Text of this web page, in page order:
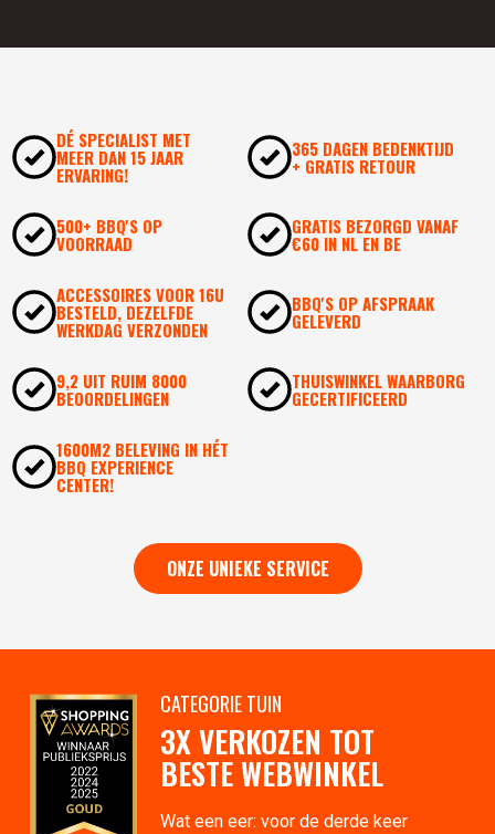
DÉ SPECIALIST MET
MEER DAN 15 JAAR
ERVARING!
365 DAGEN BEDENKTIJD
+ GRATIS RETOUR
500+ BBQ'S OP
VOORRAAD
GRATIS BEZORGD VANAF
€60 IN NL EN BE
ACCESSOIRES VOOR 16U
BESTELD, DEZELFDE
WERKDAG VERZONDEN
BBQ'S OP AFSPRAAK
GELEVERD
9,2 UIT RUIM 8000
BEOORDELINGEN
THUISWINKEL WAARBORG
GECERTIFICEERD
1600M2 BELEVING IN HÉT
BBQ EXPERIENCE
CENTER!
ONZE UNIEKE SERVICE
CATEGORIE TUIN
3X VERKOZEN TOT
BESTE WEBWINKEL
Wat een eer: voor de derde keer